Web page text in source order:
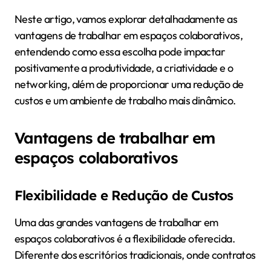
Neste artigo, vamos explorar detalhadamente as
vantagens de trabalhar em espaços colaborativos,
entendendo como essa escolha pode impactar
positivamente a produtividade, a criatividade e o
networking, além de proporcionar uma redução de
custos e um ambiente de trabalho mais dinâmico.
Vantagens de trabalhar em
espaços colaborativos
Flexibilidade e Redução de Custos
Uma das grandes vantagens de trabalhar em
espaços colaborativos é a flexibilidade oferecida.
Diferente dos escritórios tradicionais, onde contratos